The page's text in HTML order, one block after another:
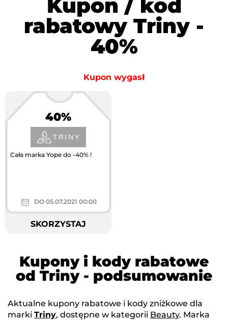
Kupon / kod
rabatowy Triny -
40%
Kupon wygasł
40%
Cała marka Yope do -40% !
DO 05.07.2021 00:00
SKORZYSTAJ
Kupony i kody rabatowe
od Triny - podsumowanie
Aktualne kupony rabatowe i kody zniżkowe dla
marki Triny, dostępne w kategorii Beauty. Marka